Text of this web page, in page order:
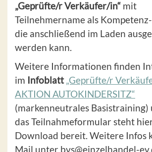
„Geprüfte/r Verkäufer/in“ mit
Teilnehmername als
die anschließend im Laden
werden kann.
Weitere Informatio­nen finden
im Infoblatt „Geprüfte/r
AKTION AUTO­KINDER­SITZ“
(markenneutrales Basistraining)
das Teilnahmeformular steht
Download bereit. Weitere Infos
Mail unter bvs@einzelhandel-